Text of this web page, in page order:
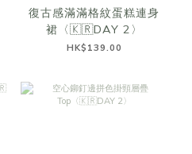
復古感滿滿格紋蛋糕連身
裙〈🇰🇷DAY 2〉
HK$139.00